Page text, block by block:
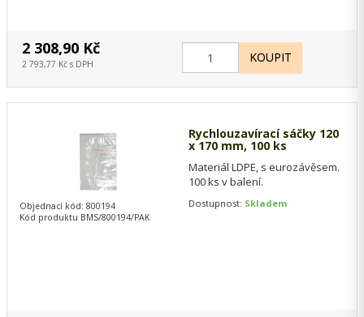
2 308,90 Kč
2 793,77 Kč s DPH
Rychlouzavírací sáčky 120
x 170 mm, 100 ks
Materiál LDPE, s eurozávěsem.
100 ks v balení.
Dostupnost: Skladem
Objednací kód: 800194
Kód produktu BMS/800194/PAK